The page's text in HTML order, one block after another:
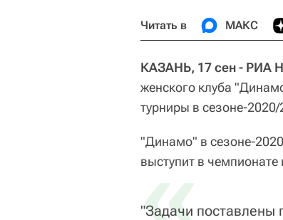
Читать в МАКС
КАЗАНЬ, 17 сен - РИА
женского клуба
турниры в сезоне-
"Динамо" в сезоне-
выступит в чемпионате
"Задачи поставлены